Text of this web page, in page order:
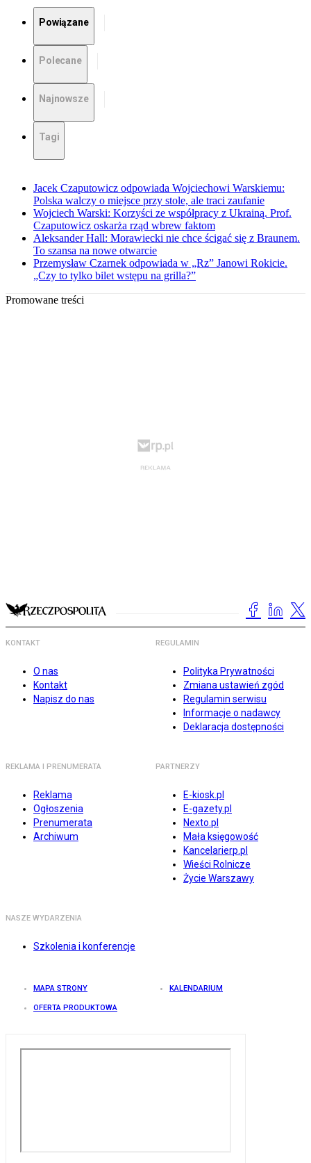
Powiązane
Polecane
Najnowsze
Tagi
Jacek Czaputowicz odpowiada Wojciechowi Warskiemu:
Polska walczy o miejsce przy stole, ale traci zaufanie
Wojciech Warski: Korzyści ze współpracy z Ukrainą. Prof.
Czaputowicz oskarża rząd wbrew faktom
Aleksander Hall: Morawiecki nie chce ścigać się z Braunem.
To szansa na nowe otwarcie
Przemysław Czarnek odpowiada w „Rz” Janowi Rokicie.
„Czy to tylko bilet wstępu na grilla?”
Promowane treści
KONTAKT
O nas
Kontakt
Napisz do nas
REGULAMIN
Polityka Prywatności
Zmiana ustawień zgód
Regulamin serwisu
Informacje o nadawcy
Deklaracja dostępności
REKLAMA I PRENUMERATA
Reklama
Ogłoszenia
Prenumerata
Archiwum
PARTNERZY
E-kiosk.pl
E-gazety.pl
Nexto.pl
Mała księgowość
Kancelarierp.pl
Wieści Rolnicze
Życie Warszawy
NASZE WYDARZENIA
Szkolenia i konferencje
MAPA STRONY KALENDARIUM
OFERTA PRODUKTOWA